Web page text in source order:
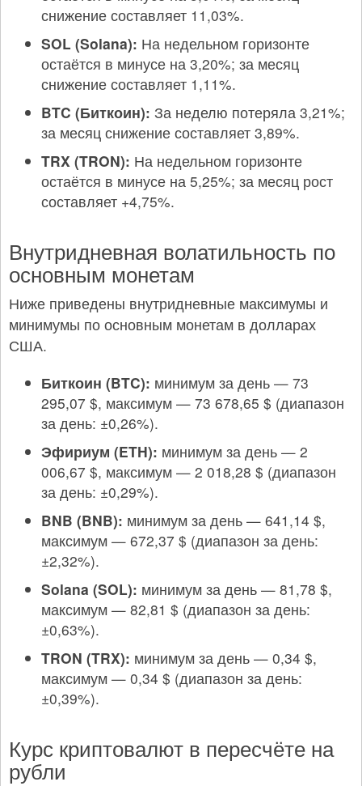
снижение составляет 11,03%.
SOL (Solana): На недельном горизонте
остаётся в минусе на 3,20%; за месяц
снижение составляет 1,11%.
BTC (Биткоин): За неделю потеряла 3,21%;
за месяц снижение составляет 3,89%.
TRX (TRON): На недельном горизонте
остаётся в минусе на 5,25%; за месяц рост
составляет +4,75%.
Внутридневная волатильность по
основным монетам
Ниже приведены внутридневные максимумы и
минимумы по основным монетам в долларах
США.
Биткоин (BTC): минимум за день — 73
295,07 $, максимум — 73 678,65 $ (диапазон
за день: ±0,26%).
Эфириум (ETH): минимум за день — 2
006,67 $, максимум — 2 018,28 $ (диапазон
за день: ±0,29%).
BNB (BNB): минимум за день — 641,14 $,
максимум — 672,37 $ (диапазон за день:
±2,32%).
Solana (SOL): минимум за день — 81,78 $,
максимум — 82,81 $ (диапазон за день:
±0,63%).
TRON (TRX): минимум за день — 0,34 $,
максимум — 0,34 $ (диапазон за день:
±0,39%).
Курс криптовалют в пересчёте на
рубли